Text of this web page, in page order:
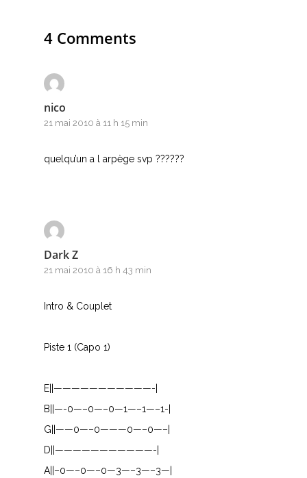
4 Comments
nico
21 mai 2010 à 11 h 15 min
quelqu’un a l arpège svp ??????
Dark Z
21 mai 2010 à 16 h 43 min
Intro & Couplet
Piste 1 (Capo 1)
E||———————————-|
B||—-0—–0—–0—1—–1—–1-|
G||——0—–0———0—–0—–|
D||———————————-|
A||–0—–0—–0—3—–3—–3—|
Q